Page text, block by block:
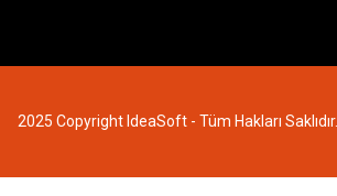
2025 Copyright IdeaSoft - Tüm Hakları Saklıdır.